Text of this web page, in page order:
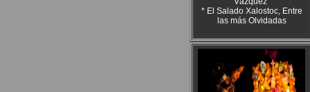
* El Salado Xalostoc, Entre
las más Olvidadas